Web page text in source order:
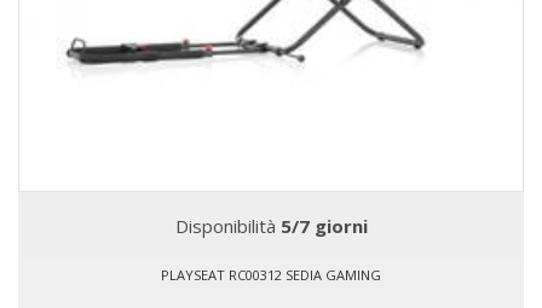
Disponibilità 5/7 giorni
PLAYSEAT RC00312 SEDIA GAMING